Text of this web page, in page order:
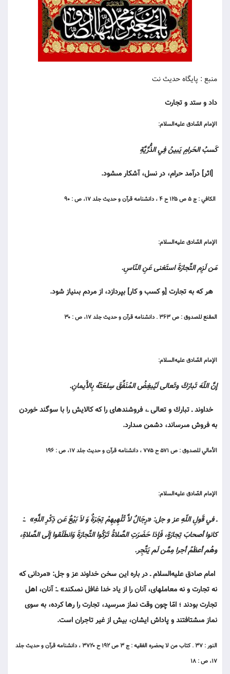
منبع : پایگاه حدیث نت
داد و ستد و تجارت
الإمام الصّادق عليه‌السلام:
كَسبُ الحَرامِ يَبينُ فِي الذُّرِّيَّةِ
[اثر] درآمد حرام، در نسل، آشكار مى‏شود.
الكافي : ج ۵ ص ۱۲۵ ح ۴ ، دانشنامه قرآن و حديث جلد ۱۷، ص : ۹۰
الإمام الصّادق عليه‌السلام:
مَن لَزِم التِّجارَةَ استَغنى عَنِ النّاسِ.
هر كه به تجارت [و كسب و كار] بپردازد، از مردم بى‏نياز شود.
المقنع للصدوق : ص ۳۶۳ . دانشنامه قرآن و حديث جلد ۱۷، ص : ۳۰
الإمام الصّادق عليه‌السلام:
إنَّ اللّهَ تَبارَكَ وتَعالى لَيُبغِضُ المُنَفِّقَ سِلعَتَهُ بِالأَيمانِ.
خداوند ـ تبارك و تعالى ـ، فروشنده‏اى را كه كالايش را با سوگند خوردن
به فروش مى‏رساند، دشمن مى‏دارد.
الأمالي للصدوق : ص ۵۷۱ ح ۷۷۵ ، دانشنامه قرآن و حديث جلد ۱۷، ص : ۱۹۶
الإمام الصّادق عليه‌السلام:
ـ في قَولِ اللّهِ عز و جل: «رِجَالٌ لاَّ تُلْهِيهِمْ تِجَرَةٌ وَ لاَ بَيْعٌ عَن ذِكْرِ اللَّهِ» ـ:
كانوا أصحابَ تِجارَةٍ، فَإذا حَضَرَتِ الصَّلاةُ تَرَكُوا التِّجارَةَ وَانطَلَقوا إلَى الصَّلاةِ،
وهُم أعظَمُ أجرا مِمَّن لَم يَتَّجِر.
امام صادق عليه‌السلام ـ در باره اين سخن خداوند عز و جل: «مردانى كه
نه تجارت و نه معامله‏اى، آنان را از ياد خدا غافل نمى‏كند» ـ: آنان، اهل
تجارت بودند ؛ امّا چون وقت نماز مى‏رسيد، تجارت را رها كرده، به سوى
نماز مى‏شتافتند و پاداش ايشان، بيش از غير تاجران است.
النور : ۳۷ . كتاب من لا يحضره الفقيه : ج ۳ ص ۱۹۲ ح ۳۷۲۰ ، دانشنامه قرآن و حديث جلد
۱۷، ص : ۱۸